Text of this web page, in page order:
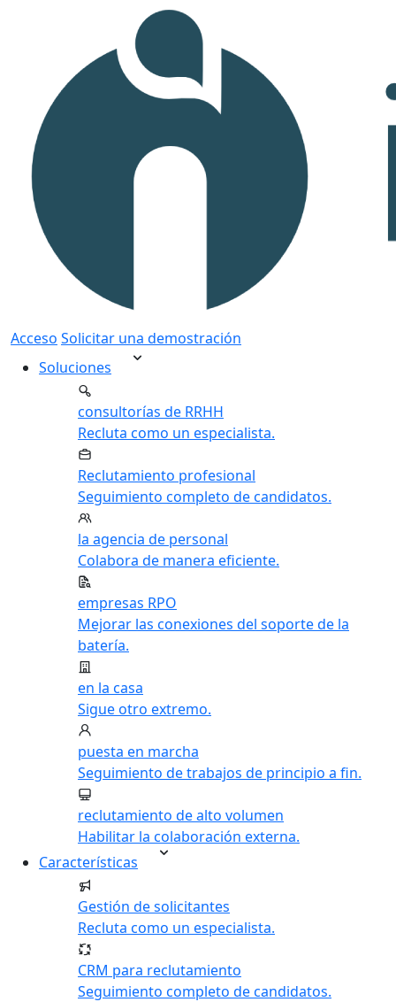
Acceso Solicitar una demostración
Soluciones
consultorías de RRHH
Recluta como un especialista.
Reclutamiento profesional
Seguimiento completo de candidatos.
la agencia de personal
Colabora de manera eficiente.
empresas RPO
Mejorar las conexiones del soporte de la
batería.
en la casa
Sigue otro extremo.
puesta en marcha
Seguimiento de trabajos de principio a fin.
reclutamiento de alto volumen
Habilitar la colaboración externa.
Características
Gestión de solicitantes
Recluta como un especialista.
CRM para reclutamiento
Seguimiento completo de candidatos.